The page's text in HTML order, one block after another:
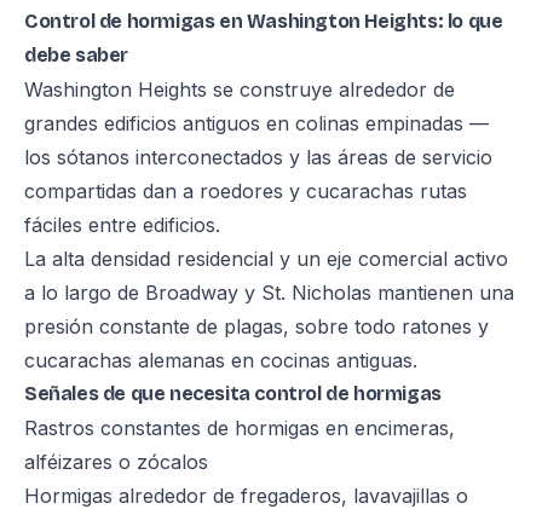
Control de hormigas en Washington Heights: lo que
debe saber
Washington Heights se construye alrededor de
grandes edificios antiguos en colinas empinadas —
los sótanos interconectados y las áreas de servicio
compartidas dan a roedores y cucarachas rutas
fáciles entre edificios.
La alta densidad residencial y un eje comercial activo
a lo largo de Broadway y St. Nicholas mantienen una
presión constante de plagas, sobre todo ratones y
cucarachas alemanas en cocinas antiguas.
Señales de que necesita control de hormigas
Rastros constantes de hormigas en encimeras,
alféizares o zócalos
Hormigas alrededor de fregaderos, lavavajillas o